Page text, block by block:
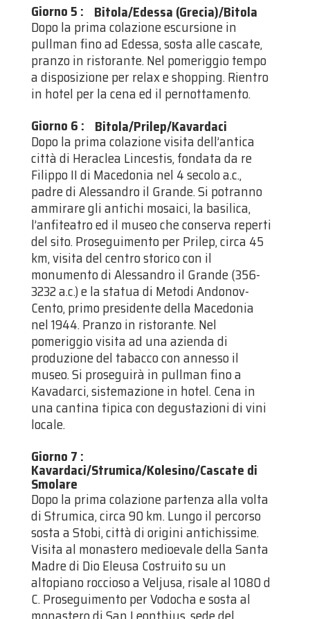
Giorno 5 : Bitola/Edessa (Grecia)/Bitola
Dopo la prima colazione escursione in
pullman fino ad Edessa, sosta alle cascate,
pranzo in ristorante. Nel pomeriggio tempo
a disposizione per relax e shopping. Rientro
in hotel per la cena ed il pernottamento.
Giorno 6 : Bitola/Prilep/Kavardaci
Dopo la prima colazione visita dell’antica
città di Heraclea Lincestis, fondata da re
Filippo II di Macedonia nel 4 secolo a.c.,
padre di Alessandro il Grande. Si potranno
ammirare gli antichi mosaici, la basilica,
l’anfiteatro ed il museo che conserva reperti
del sito. Proseguimento per Prilep, circa 45
km, visita del centro storico con il
monumento di Alessandro il Grande (356-
3232 a.c.) e la statua di Metodi Andonov-
Cento, primo presidente della Macedonia
nel 1944. Pranzo in ristorante. Nel
pomeriggio visita ad una azienda di
produzione del tabacco con annesso il
museo. Si proseguirà in pullman fino a
Kavadarci, sistemazione in hotel. Cena in
una cantina tipica con degustazioni di vini
locale.
Giorno 7 :
Kavardaci/Strumica/Kolesino/Cascate di
Smolare
Dopo la prima colazione partenza alla volta
di Strumica, circa 90 km. Lungo il percorso
sosta a Stobi, città di origini antichissime.
Visita al monastero medioevale della Santa
Madre di Dio Eleusa Costruito su un
altopiano roccioso a Veljusa, risale al 1080 d
C. Proseguimento per Vodocha e sosta al